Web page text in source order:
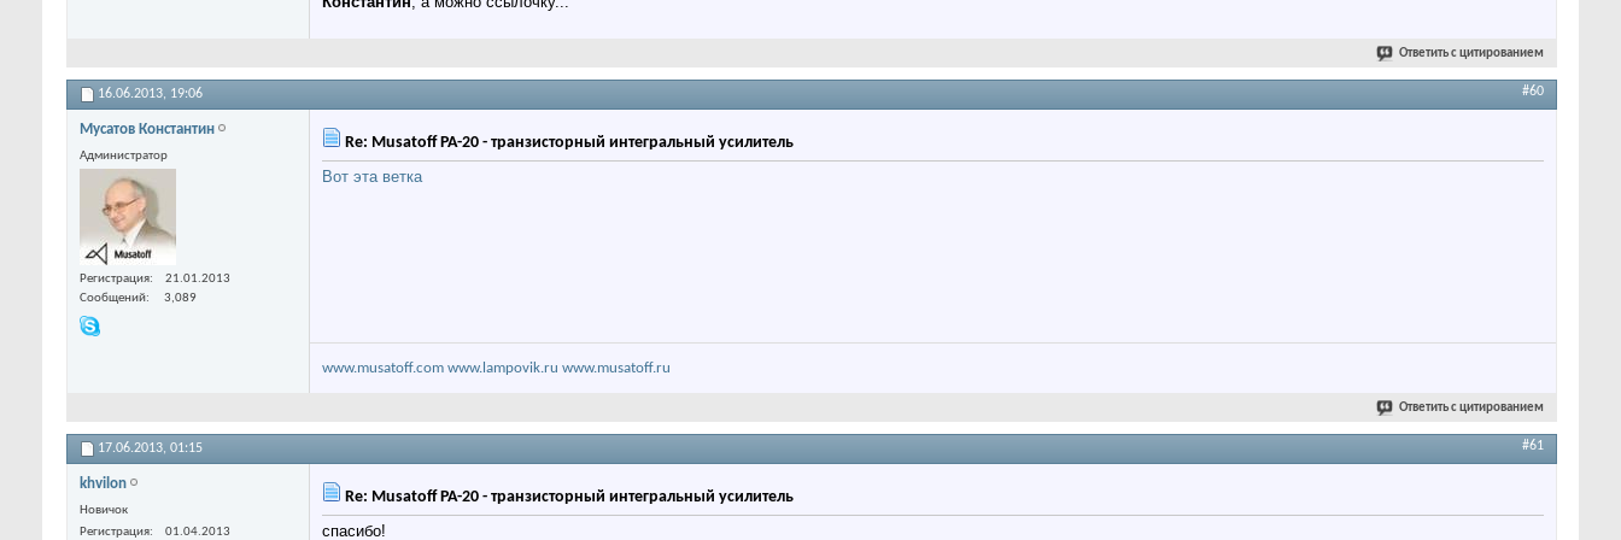
Ответить с цитированием
16.06.2013, 19:06 #60
Мусатов Константин
Администратор
Регистрация
21.01.2013
Сообщений
3,089
Re: Musatoff PA-20 - транзисторный интегральный усилитель
Вот эта ветка
www.musatoff.com www.lampovik.ru www.musatoff.ru
Ответить с цитированием
17.06.2013, 01:15 #61
khvilon
Новичок
Регистрация
01.04.2013
Re: Musatoff PA-20 - транзисторный интегральный усилитель
спасибо!